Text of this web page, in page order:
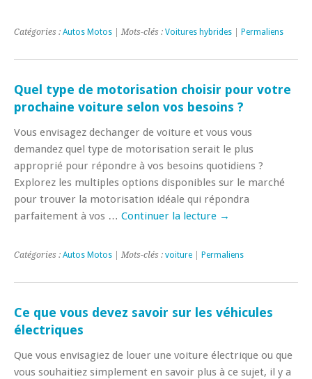
Catégories : Autos Motos | Mots-clés : Voitures hybrides Permaliens
Quel type de motorisation choisir pour votre
prochaine voiture selon vos besoins ?
Vous envisagez dechanger de voiture et vous vous
demandez quel type de motorisation serait le plus
approprié pour répondre à vos besoins quotidiens ?
Explorez les multiples options disponibles sur le marché
pour trouver la motorisation idéale qui répondra
parfaitement à vos … Continuer la lecture →
Catégories : Autos Motos | Mots-clés : voiture Permaliens
Ce que vous devez savoir sur les véhicules
électriques
Que vous envisagiez de louer une voiture électrique ou que
vous souhaitiez simplement en savoir plus à ce sujet, il y a